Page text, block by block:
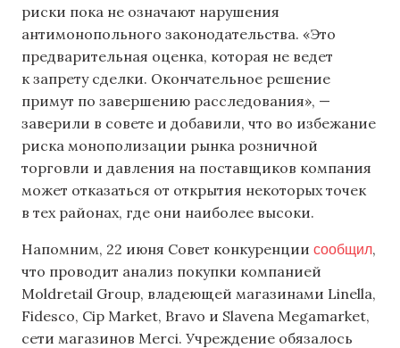
риски пока не означают нарушения
антимонопольного законодательства. «Это
предварительная оценка, которая не ведет
к запрету сделки. Окончательное решение
примут по завершению расследования», —
заверили в совете и добавили, что во избежание
риска монополизации рынка розничной
торговли и давления на поставщиков компания
может отказаться от открытия некоторых точек
в тех районах, где они наиболее высоки.
Напомним, 22 июня Совет конкуренции сообщил,
что проводит анализ покупки компанией
Moldretail Group, владеющей магазинами Linella,
Fidesco, Cip Market, Bravo и Slavena Megamarket,
сети магазинов Merci. Учреждение обязалось